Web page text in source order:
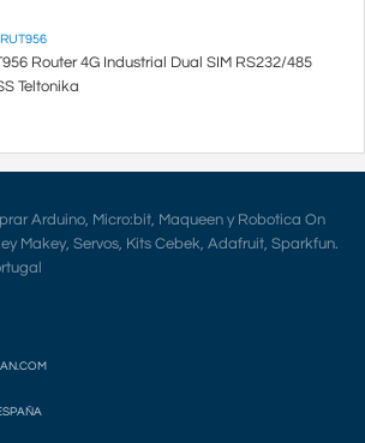
Router 4G Industrial Dual SIM RS232/485
Teltonika
Arduino, Micro:bit, Maqueen y Robotica On
Makey, Servos, Kits Cebek, Adafruit, Sparkfun.